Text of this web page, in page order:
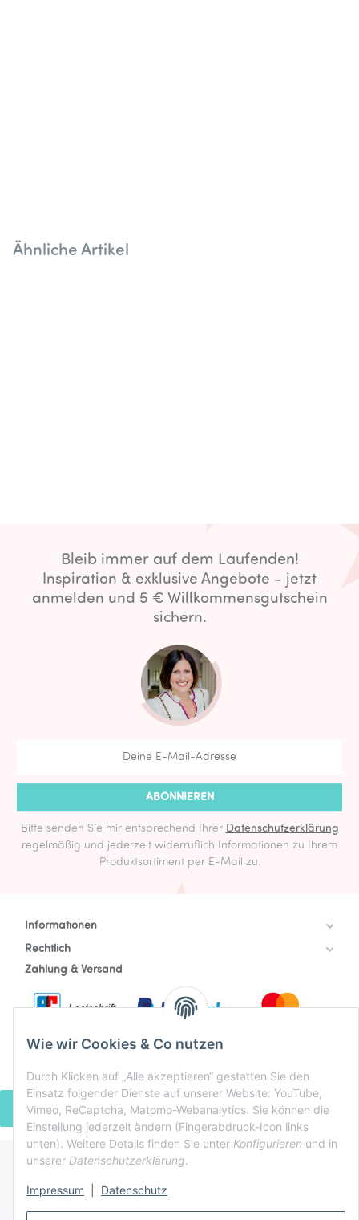
Wie wir Cookies & Co nutzen
Durch Klicken auf „Alle akzeptieren“ gestatten Sie den
Einsatz folgender Dienste auf unserer Website: YouTube,
Vimeo, ReCaptcha, Matomo-Webanalytics. Sie können die
Einstellung jederzeit ändern (Fingerabdruck-Icon links
unten). Weitere Details finden Sie unter Konfigurieren und in
unserer Datenschutzerklärung.
Impressum Datenschutz
Ähnliche Artikel
Bleib immer auf dem Laufenden!
Inspiration & exklusive Angebote - jetzt
anmelden und 5 € Willkommensgutschein
sichern.
ABONNIEREN
Bitte senden Sie mir entsprechend Ihrer Datenschutzerklärung
regelmäßig und jederzeit widerruflich Informationen zu Ihrem
Produktsortiment per E-Mail zu.
Informationen
Rechtlich
Zahlung & Versand
VERTRAG WIDERRUFEN
Powered by